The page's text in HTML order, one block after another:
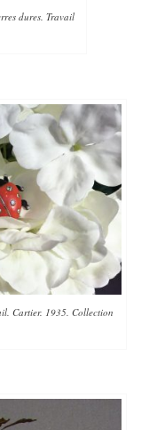
dures. Travail
Cartier. 1935. Collection